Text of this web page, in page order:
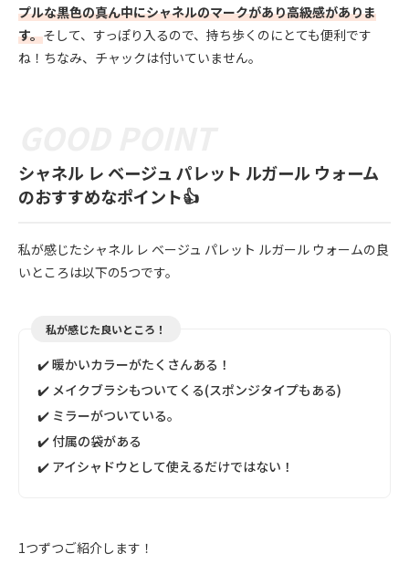
プルな黒色の真ん中にシャネルのマークがあり高級感がありま
す。そして、すっぽり入るので、持ち歩くのにとても便利です
ね！ちなみ、チャックは付いていません。
シャネル レ ベージュ パレット ルガール ウォーム
のおすすめなポイント👍
私が感じたシャネル レ ベージュ パレット ルガール ウォームの良
いところは以下の5つです。
私が感じた良いところ！
✔️ 暖かいカラーがたくさんある！
✔️ メイクブラシもついてくる(スポンジタイプもある)
✔️ ミラーがついている。
✔️ 付属の袋がある
✔️ アイシャドウとして使えるだけではない！
1つずつご紹介します！